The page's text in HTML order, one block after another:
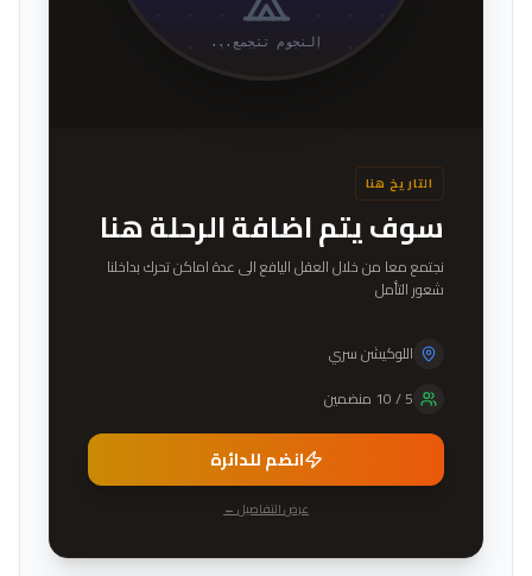
النجوم تتجمع...
التاريخ هنا
سوف يتم اضافة الرحلة هنا
نجتمع معا من خلال العقل اليافع الى عدة اماكن تحرك بداخلنا
شعور التأمل
اللوكيشن سري
5
/
10 منضمين
انضم للدائرة
عرض التفاصيل ←